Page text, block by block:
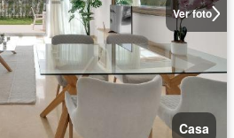
Ver foto
Casa